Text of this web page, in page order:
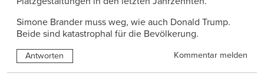
Simone Brander muss weg, wie auch Donald Trump.
Beide sind katastrophal für die Bevölkerung.
Antworten Kommentar melden